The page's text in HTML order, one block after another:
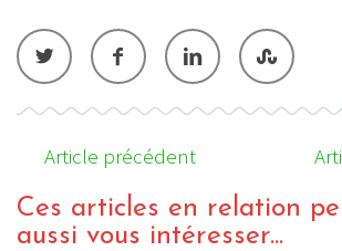
Article précédent
Ces articles en relation
aussi vous intéresser...